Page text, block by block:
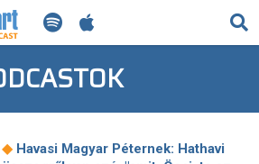
KERESÉS
◆ Havasi Magyar Péternek: Hathavi